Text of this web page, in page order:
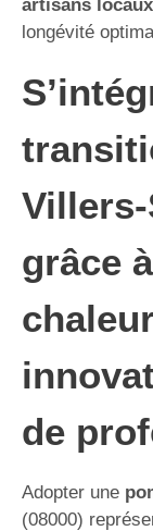
artisans locaux
longévité
Villers-
grâce
de
Adopter une
(08000)